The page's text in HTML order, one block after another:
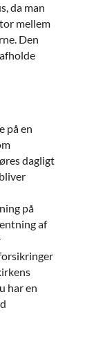
da man
mellem
Den
på en
dagligt
på
af
har en